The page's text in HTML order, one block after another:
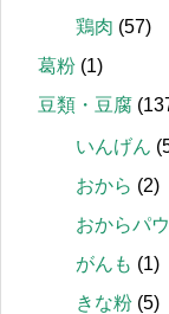
鶏肉 (57)
葛粉 (1)
豆類・豆腐
いんげん
おから (2)
おからパ
がんも (1)
きな粉 (5)